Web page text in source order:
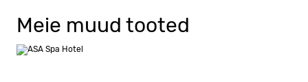
Meie muud tooted